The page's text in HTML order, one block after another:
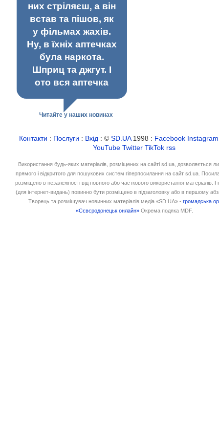
них стріляєш, а він
встав та пішов, як
у фільмах жахів.
Ну, в їхніх аптечках
була наркота.
Шприц та джгут. І
ото вся аптечка
Читайте у наших новинах
Контакти : Послуги : Вхід : ©SD.UA1998 : Facebook Instagram
YouTube Twitter TikTok rss
Використання будь-яких матеріалів, розміщених на сайті sd.ua, дозволяється
прямого і відкритого для пошукових систем гіперпосилання на сайт sd.ua.
розміщено в незалежності від повного або часткового використання матеріалів.
(для інтернет-видань) повинно бути розміщено в підзаголовку або в першому
Творець та розміщувач новинних матеріалів медіа «SD.UA» -громадська
«Сєвєродонецьк онлайн» Окрема подяка MDF.